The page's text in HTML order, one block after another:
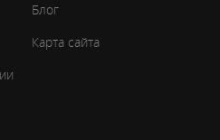
Блог
Карта сайта